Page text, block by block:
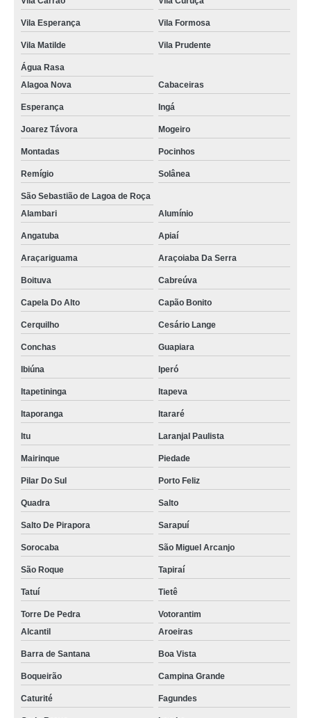
Vila Esperança Vila Formosa
Vila Matilde Vila Prudente
Água Rasa
Alagoa Nova
Cabaceiras
Esperança Ingá
Joarez Távora Mogeiro
Montadas Pocinhos
Remígio Solânea
São Sebastião de Lagoa de Roça
Alambari
Alumínio
Angatuba Apiaí
Araçariguama Araçoiaba Da Serra
Boituva Cabreúva
Capela Do Alto Capão Bonito
Cerquilho Cesário Lange
Conchas Guapiara
Ibiúna Iperó
Itapetininga Itapeva
Itaporanga Itararé
Itu Laranjal Paulista
Mairinque Piedade
Pilar Do Sul Porto Feliz
Quadra Salto
Salto De Pirapora Sarapuí
Sorocaba São Miguel Arcanjo
São Roque Tapiraí
Tatuí Tietê
Torre De Pedra
Votorantim
Alcantil
Aroeiras
Barra de Santana Boa Vista
Boqueirão Campina Grande
Caturité Fagundes